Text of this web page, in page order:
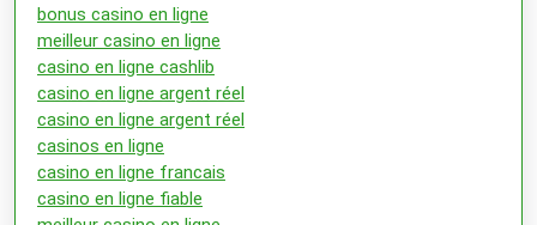
bonus casino en ligne
meilleur casino en ligne
casino en ligne cashlib
casino en ligne argent réel
casino en ligne argent réel
casinos en ligne
casino en ligne francais
casino en ligne fiable